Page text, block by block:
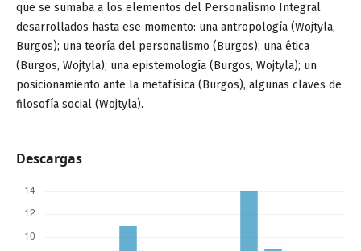
que se sumaba a los elementos del Personalismo Integral
desarrollados hasta ese momento: una antropología (Wojtyla,
Burgos); una teoría del personalismo (Burgos); una ética
(Burgos, Wojtyla); una epistemología (Burgos, Wojtyla); un
posicionamiento ante la metafísica (Burgos), algunas claves de
filosofía social (Wojtyla).
Descargas